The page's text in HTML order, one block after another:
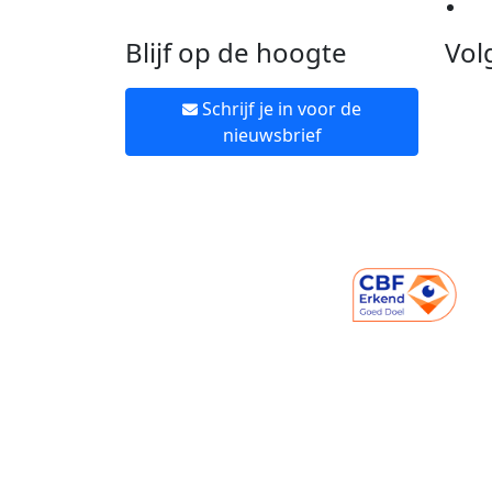
Blijf op de hoogte
Schrijf je in voor de
nieuwsbrief